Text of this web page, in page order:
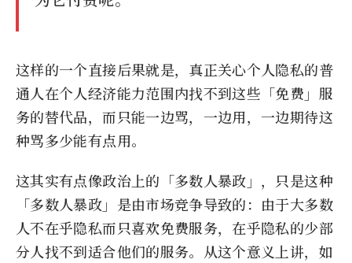
这样的一个直接后果就是，真正关心个人隐私的普
通人在个人经济能力范围内找不到这些「免费」服
务的替代品，而只能一边骂，一边用，一边期待这
种骂多少能有点用。
这其实有点像政治上的「多数人暴政」，只是这种
「多数人暴政」是由市场竞争导致的：由于大多数
人不在乎隐私而只喜欢免费服务，在乎隐私的少部
分人找不到适合他们的服务。从这个意义上讲，如